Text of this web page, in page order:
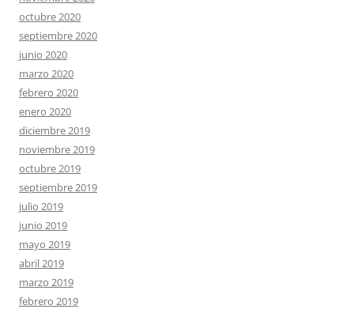
octubre 2020
septiembre 2020
junio 2020
marzo 2020
febrero 2020
enero 2020
diciembre 2019
noviembre 2019
octubre 2019
septiembre 2019
julio 2019
junio 2019
mayo 2019
abril 2019
marzo 2019
febrero 2019